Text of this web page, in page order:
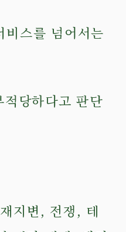
스를 넘어서는
당하다고 판단
지변, 전쟁, 테